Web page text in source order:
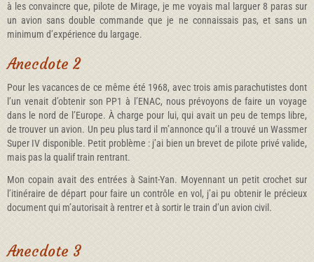
à les convaincre que, pilote de Mirage, je me voyais mal larguer 8 paras sur
un avion sans double commande que je ne connaissais pas, et sans un
minimum d’expérience du largage.
Anecdote 2
Pour les vacances de ce même été 1968, avec trois amis parachutistes dont
l’un venait d’obtenir son PP1 à l’ENAC, nous prévoyons de faire un voyage
dans le nord de l’Europe. À charge pour lui, qui avait un peu de temps libre,
de trouver un avion. Un peu plus tard il m’annonce qu’il a trouvé un Wassmer
Super IV disponible. Petit problème : j’ai bien un brevet de pilote privé valide,
mais pas la qualif train rentrant.
Mon copain avait des entrées à Saint-Yan. Moyennant un petit crochet sur
l’itinéraire de départ pour faire un contrôle en vol, j’ai pu obtenir le précieux
document qui m’autorisait à rentrer et à sortir le train d’un avion civil.
Anecdote 3